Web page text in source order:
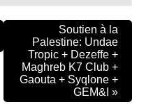
Soutien à la
Palestine: Undae
Tropic + Dezeffe +
Maghreb K7 Club +
Gaouta + Syqlone +
GEM&I »